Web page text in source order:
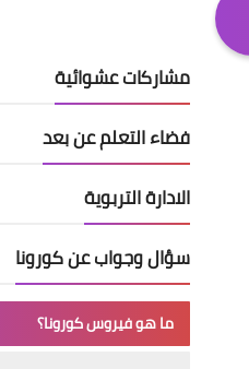
مشاركات عشوائية
فضاء التعلم عن بعد
الادارة التربوية
سؤال وجواب عن كورونا
ما هو فيروس كورونا؟